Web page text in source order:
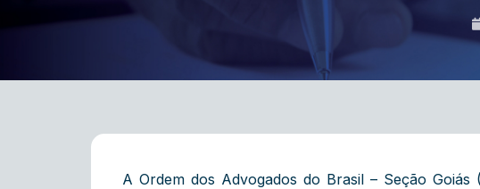
A Ordem dos Advogados do Brasil – Seção